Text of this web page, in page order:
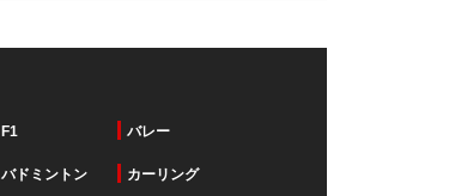
F1 バレー
バドミントン カーリング